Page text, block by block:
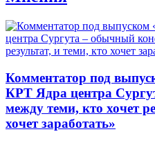
​Комментатор под
КРТ Ядра центра
между теми, кто хочет
хочет заработать»